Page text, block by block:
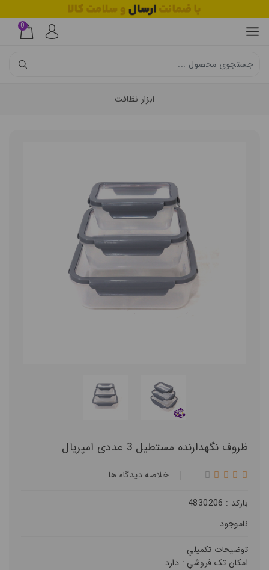
0
ابزار نظافت
ظروف نگهدارنده مستطیل 3 عددی امپریال
خلاصه ديدگاه ها
بارکد : 4830206
ناموجود
توضيحات تکميلي
امکان تک فروشي : دارد